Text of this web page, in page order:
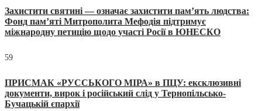
Захистити святині — означає захистити пам’ять людства:
Фонд пам’яті Митрополита Мефодія підтримує
міжнародну петицію щодо участі Росії в ЮНЕСКО
59
ПРИСМАК «РУССЬКОГО МІРА» в ПЦУ: ексклюзивні
документи, вирок і російський слід у Тернопільсько-
Бучацькій єпархії